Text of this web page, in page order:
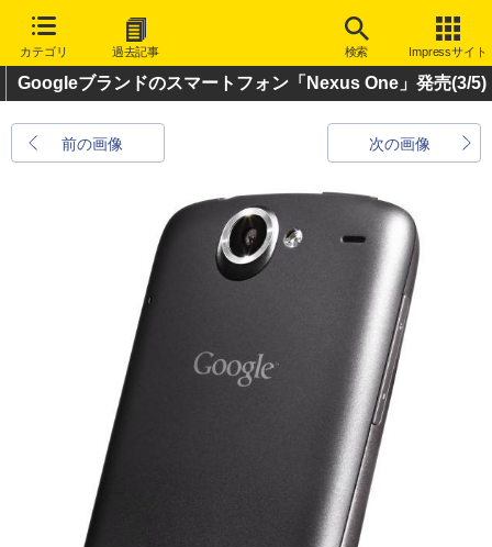
カテゴリ 過去記事 検索 Impressサイト
Googleブランドのスマートフォン「Nexus One」発売(3/5)
前の画像 次の画像